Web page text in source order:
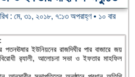
: মে, ৩১, ২০১৮, ৭:১৩ অপরাহ্ণ • ১০ বার
পতনঊষার ইউনিয়নের রাজদিঘীর পার বাজারে জয়
র‌্যালী, আলোচনা সভা ও ইফতার মাহফিল